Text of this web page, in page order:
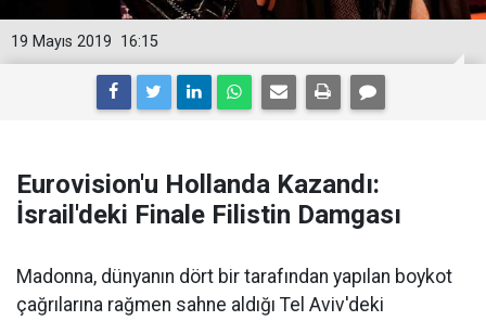
16:15
19 Mayıs 2019
Eurovision'u Hollanda Kazandı:
İsrail'deki Finale Filistin Damgası
Madonna, dünyanın dört bir tarafından yapılan boykot
çağrılarına rağmen sahne aldığı Tel Aviv'deki